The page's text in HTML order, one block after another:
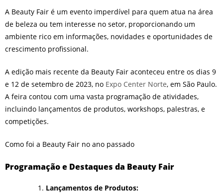
A Beauty Fair é um evento imperdível para quem atua na área
de beleza ou tem interesse no setor, proporcionando um
ambiente rico em informações, novidades e oportunidades de
crescimento profissional.
A edição mais recente da Beauty Fair aconteceu entre os dias 9
e 12 de setembro de 2023, no Expo Center Norte, em São Paulo.
A feira contou com uma vasta programação de atividades,
incluindo lançamentos de produtos, workshops, palestras, e
competições.
Como foi a Beauty Fair no ano passado
Programação e Destaques da Beauty Fair
Lançamentos de Produtos: